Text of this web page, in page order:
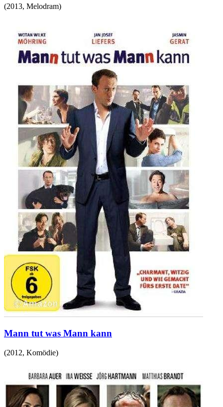
(2013, Melodram)
Mann tut was Mann kann
(2012, Komödie)